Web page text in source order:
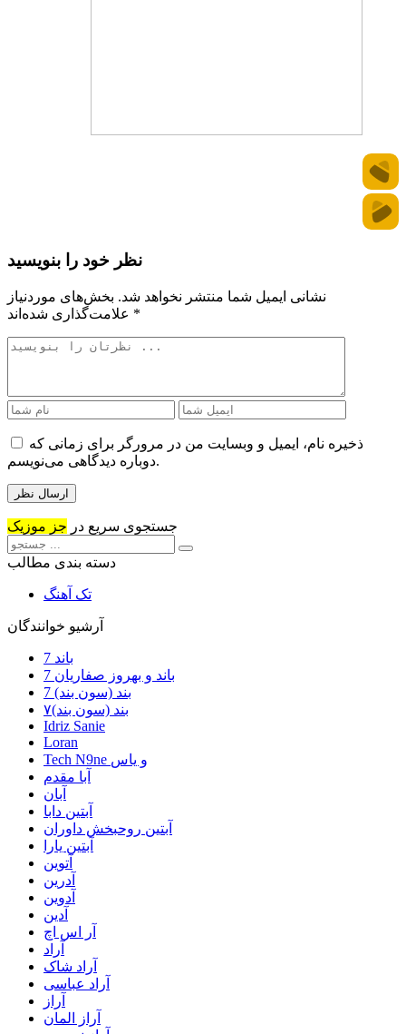
نظر خود را بنویسید
نشانی ایمیل شما منتشر نخواهد شد. بخش‌های موردنیاز
*
ذخیره نام، ایمیل و وبسایت من در مرورگر برای زمانی که
دوباره دیدگاهی می‌نویسم.
جستجوی سریع در جز موزیک
دسته بندی مطالب
تک آهنگ
آرشیو خوانندگان
7 باند
7 باند و بهروز صفاریان
7 بند (سون بند)
۷بند (سون بند)
Idriz Sanie
Loran
Tech N9ne و یاس
آبا مقدم
آبان
آبتین دابا
آبتین روحبخش داوران
آبتین یارا
آتوین
آدرین
آدوین
آدین
آر اس اچ
آراد
آراد شاک
آراد عباسی
آراز
آراز المان